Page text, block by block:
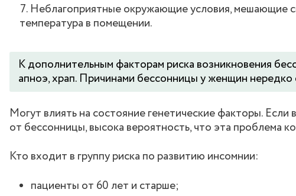
Неблагоприятные окружающие условия, мешающие
температура в помещении.
К дополнительным факторам риска возникновения
апноэ, храп. Причинами бессонницы у женщин нередко
Могут влиять на состояние генетические факторы.
от бессонницы, высока вероятность, что эта проблема
Кто входит в группу риска по развитию инсомнии:
пациенты от 60 лет и старше;